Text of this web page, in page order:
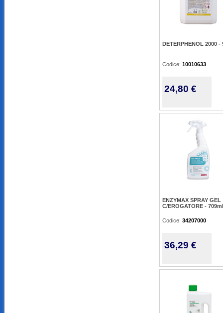
DETERPHENOL 2000 -
Codice: 10010633
24,80 €
ENZYMAX SPRAY GEL
C/EROGATORE - 709ml
Codice: 34207000
36,29 €